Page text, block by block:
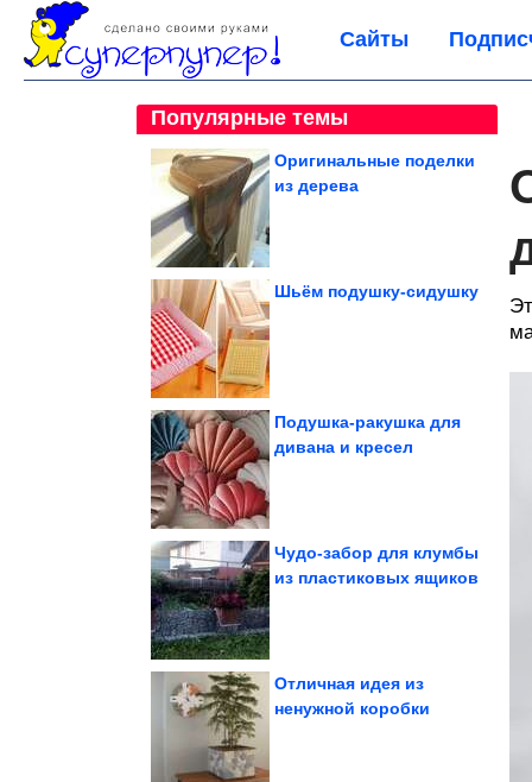
Сайты
Популярные темы
Оригинальные поделки
из дерева
Шьём подушку-сидушку
Подушка-ракушка для
дивана и кресел
Чудо-забор для клумбы
из пластиковых ящиков
Отличная идея из
ненужной коробки